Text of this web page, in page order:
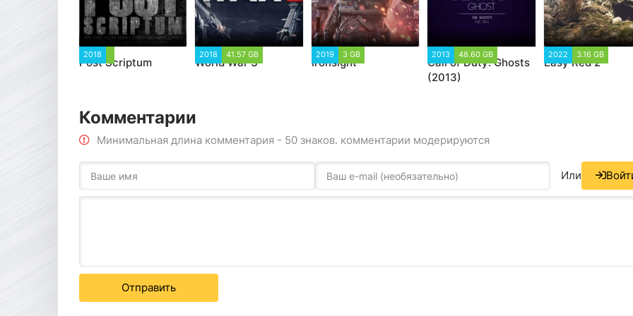
2018
Post Scriptum
2018 41.57 GB
World War 3
2019 3 GB
Ironsight
2013 48.60 GB
Call of Duty: Ghosts
(2013)
2022 3.16 GB
Easy Red 2
Комментарии
Минимальная длина комментария - 50 знаков. комментарии модерируются
Или
Отправить